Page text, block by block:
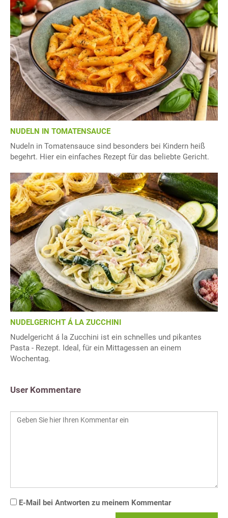
NUDELN IN TOMATENSAUCE
Nudeln in Tomatensauce sind besonders bei Kindern heiß
begehrt. Hier ein einfaches Rezept für das beliebte Gericht.
NUDELGERICHT Á LA ZUCCHINI
Nudelgericht á la Zucchini ist ein schnelles und pikantes
Pasta - Rezept. Ideal, für ein Mittagessen an einem
Wochentag.
User Kommentare
E-Mail bei Antworten zu meinem Kommentar